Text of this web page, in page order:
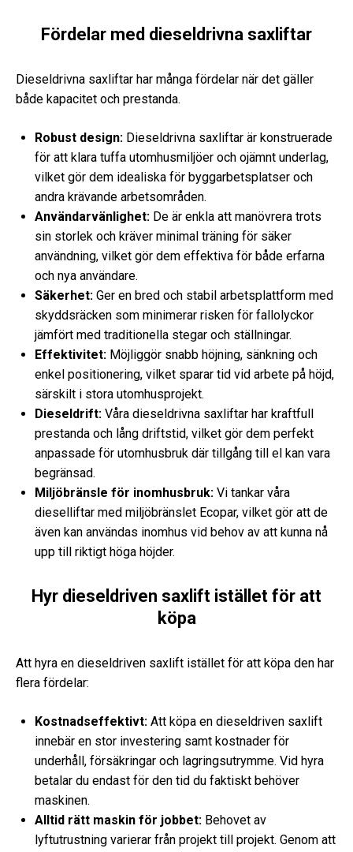
Fördelar med dieseldrivna saxliftar
Dieseldrivna saxliftar har många fördelar när det gäller
både kapacitet och prestanda.
Robust design: Dieseldrivna saxliftar är konstruerade
för att klara tuffa utomhusmiljöer och ojämnt underlag,
vilket gör dem idealiska för byggarbetsplatser och
andra krävande arbetsområden.
Användarvänlighet: De är enkla att manövrera trots
sin storlek och kräver minimal träning för säker
användning, vilket gör dem effektiva för både erfarna
och nya användare.
Säkerhet: Ger en bred och stabil arbetsplattform med
skyddsräcken som minimerar risken för fallolyckor
jämfört med traditionella stegar och ställningar.
Effektivitet: Möjliggör snabb höjning, sänkning och
enkel positionering, vilket sparar tid vid arbete på höjd,
särskilt i stora utomhusprojekt.
Dieseldrift: Våra dieseldrivna saxliftar har kraftfull
prestanda och lång driftstid, vilket gör dem perfekt
anpassade för utomhusbruk där tillgång till el kan vara
begränsad.
Miljöbränsle för inomhusbruk: Vi tankar våra
dieselliftar med miljöbränslet Ecopar, vilket gör att de
även kan användas inomhus vid behov av att kunna nå
upp till riktigt höga höjder.
Hyr dieseldriven saxlift istället för att
köpa
Att hyra en dieseldriven saxlift istället för att köpa den har
flera fördelar:
Kostnadseffektivt: Att köpa en dieseldriven saxlift
innebär en stor investering samt kostnader för
underhåll, försäkringar och lagringsutrymme. Vid hyra
betalar du endast för den tid du faktiskt behöver
maskinen.
Alltid rätt maskin för jobbet: Behovet av
lyftutrustning varierar från projekt till projekt. Genom att